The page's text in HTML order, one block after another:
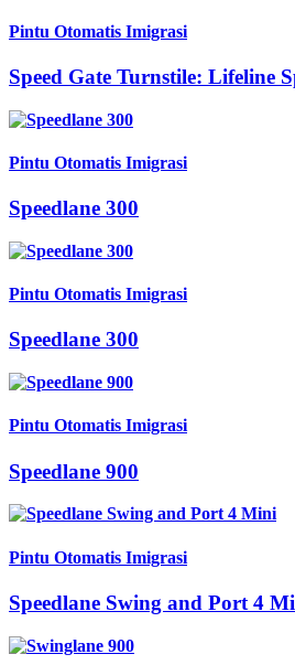
Pintu Otomatis Imigrasi
Speed Gate Turnstile: Lifeline
Pintu Otomatis Imigrasi
Speedlane 300
Pintu Otomatis Imigrasi
Speedlane 300
Pintu Otomatis Imigrasi
Speedlane 900
Pintu Otomatis Imigrasi
Speedlane Swing and Port 4